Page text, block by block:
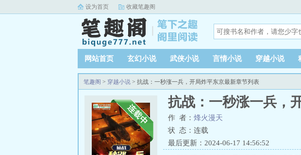
设为首页 收藏笔趣阁
网站首页 玄幻小说 武侠小说 言情小说 穿越小说
笔趣阁 > 穿越小说 > 抗战：一秒涨一兵，开局炸平东京最新章节列表
抗战：一秒涨一兵，
作 者： 烽火漫天
状 态：连载
最后更新：2024-06-17 14:56:52